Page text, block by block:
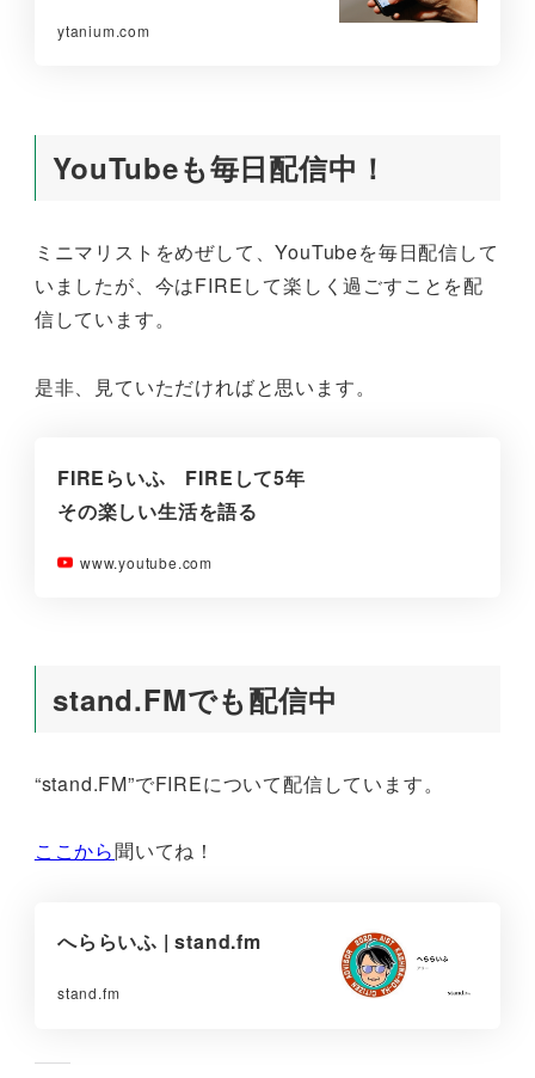
ytanium.com
YouTubeも毎日配信中！
ミニマリストをめぜして、YouTubeを毎日配信して
いましたが、今はFIREして楽しく過ごすことを配
信しています。
是非、見ていただければと思います。
FIREらいふ FIREして5年
その楽しい生活を語る
www.youtube.com
stand.FMでも配信中
“stand.FM”でFIREについて配信しています。
ここから聞いてね！
へららいふ | stand.fm
stand.fm